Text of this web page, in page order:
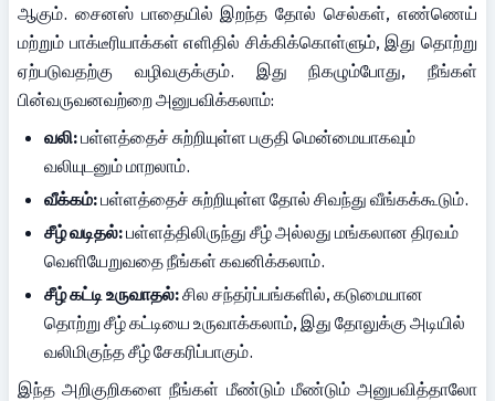
ஆகும். சைனஸ் பாதையில் இறந்த தோல் செல்கள், எண்ணெய்
மற்றும் பாக்டீரியாக்கள் எளிதில் சிக்கிக்கொள்ளும், இது தொற்று
ஏற்படுவதற்கு வழிவகுக்கும். இது நிகழும்போது, நீங்கள்
பின்வருவனவற்றை அனுபவிக்கலாம்:
வலி: பள்ளத்தைச் சுற்றியுள்ள பகுதி மென்மையாகவும்
வலியுடனும் மாறலாம்.
வீக்கம்: பள்ளத்தைச் சுற்றியுள்ள தோல் சிவந்து வீங்கக்கூடும்.
சீழ் வடிதல்: பள்ளத்திலிருந்து சீழ் அல்லது மங்கலான திரவம்
வெளியேறுவதை நீங்கள் கவனிக்கலாம்.
சீழ் கட்டி உருவாதல்: சில சந்தர்ப்பங்களில், கடுமையான
தொற்று சீழ் கட்டியை உருவாக்கலாம், இது தோலுக்கு அடியில்
வலிமிகுந்த சீழ் சேகரிப்பாகும்.
இந்த அறிகுறிகளை நீங்கள் மீண்டும் மீண்டும் அனுபவித்தாலோ